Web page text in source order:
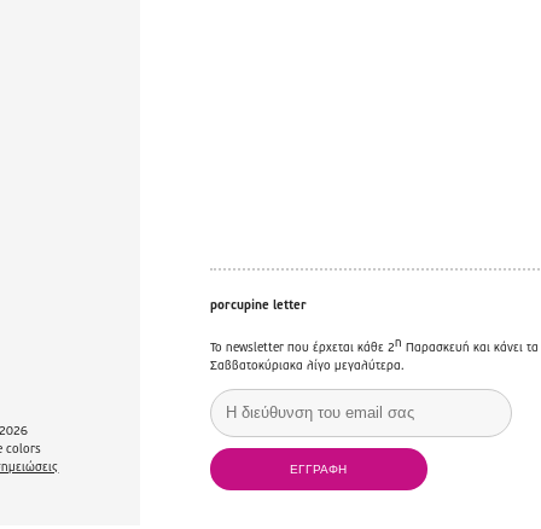
colors
porcupine letter
Το newsletter που έρχεται κάθε 2η Παρασκευή και κάνει τα
Σαββατοκύριακα λίγο μεγαλύτερα.